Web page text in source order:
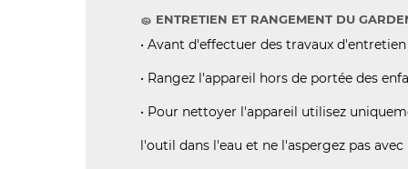
🧽 ENTRETIEN ET RANGEMENT DU
• Avant d'effectuer des travaux
• Rangez l'appareil hors de portée des
• Pour nettoyer l'appareil utilisez
l'outil dans l'eau et ne l'aspergez pas